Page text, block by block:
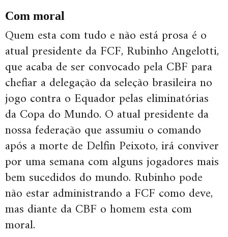
Com moral
Quem esta com tudo e não está prosa é o
atual presidente da FCF, Rubinho Angelotti,
que acaba de ser convocado pela CBF para
chefiar a delegação da seleção brasileira no
jogo contra o Equador pelas eliminatórias
da Copa do Mundo. O atual presidente da
nossa federação que assumiu o comando
após a morte de Delfin Peixoto, irá conviver
por uma semana com alguns jogadores mais
bem sucedidos do mundo. Rubinho pode
não estar administrando a FCF como deve,
mas diante da CBF o homem esta com
moral.